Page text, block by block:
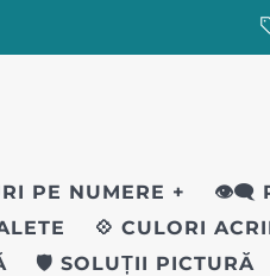
PE NUMERE + 👁️‍🗨️
💠 CULORI
🛡️ SOLUȚII PICTURĂ